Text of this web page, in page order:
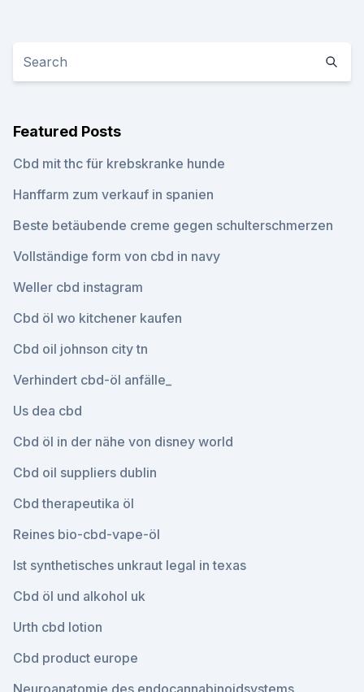
Featured Posts
Cbd mit thc für krebskranke hunde
Hanffarm zum verkauf in spanien
Beste betäubende creme gegen schulterschmerzen
Vollständige form von cbd in navy
Weller cbd instagram
Cbd öl wo kitchener kaufen
Cbd oil johnson city tn
Verhindert cbd-öl anfälle_
Us dea cbd
Cbd öl in der nähe von disney world
Cbd oil suppliers dublin
Cbd therapeutika öl
Reines bio-cbd-vape-öl
Ist synthetisches unkraut legal in texas
Cbd öl und alkohol uk
Urth cbd lotion
Cbd product europe
Neuroanatomie des endocannabinoidsystems